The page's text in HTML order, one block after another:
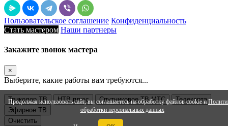
Продолжая использовать сайт, вы соглашаетесь на обработку файлов cookie и
обработки персональных данных
Пользовательское соглашение Конфиденциальность
Стать мастером Наши партнеры
Закажите звонок мастера
×
Выберите, какие работы вам требуются...
Триколор ТВ НТВ плюс Спутниковое ТВ МТС
Телекарта
Эфирное ТВ
Очистить